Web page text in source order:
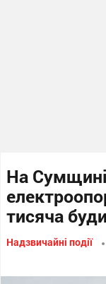
На
тисяча
Надзвичайні події